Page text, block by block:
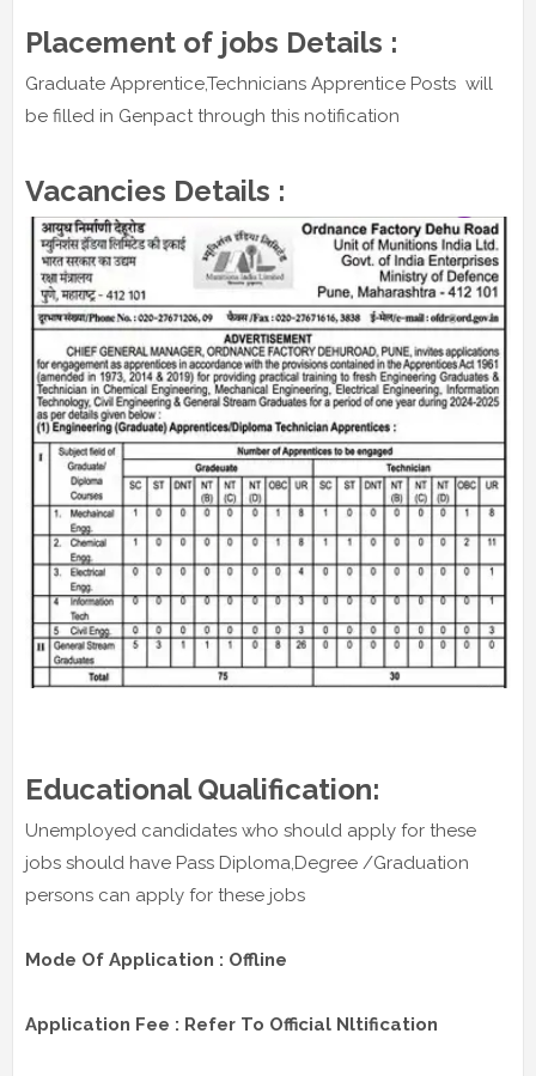
Placement of jobs Details :
Graduate Apprentice,Technicians Apprentice Posts will
be filled in Genpact through this notification
Vacancies Details :
Educational Qualification:
Unemployed candidates who should apply for these
jobs should have Pass Diploma,Degree /Graduation
persons can apply for these jobs
Mode Of Application : Offline
Application Fee : Refer To Official Nltification